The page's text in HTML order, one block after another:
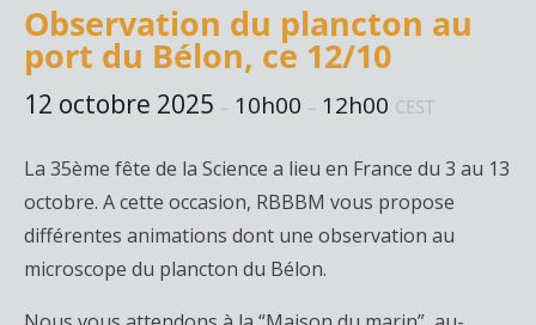
Observation du plancton au
port du Bélon, ce 12/10
12 octobre 2025 – 10h00 – 12h00 CEST
La 35ème fête de la Science a lieu en France du 3 au 13
octobre. A cette occasion, RBBBM vous propose
différentes animations dont une observation au
microscope du plancton du Bélon.